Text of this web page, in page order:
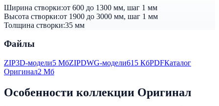
Ширина створки:от 600 до 1300 мм, шаг 1 мм
Высота створки:от 1900 до 3000 мм, шаг 1 мм
Толщина створки:35 мм
Файлы
ZIP3D-модели5 МбZIPDWG-модели615 КбPDFКаталог
Оригинал2 Мб
Особенности коллекции Оригинал